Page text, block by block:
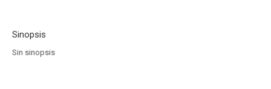
Sinopsis
Sin sinopsis